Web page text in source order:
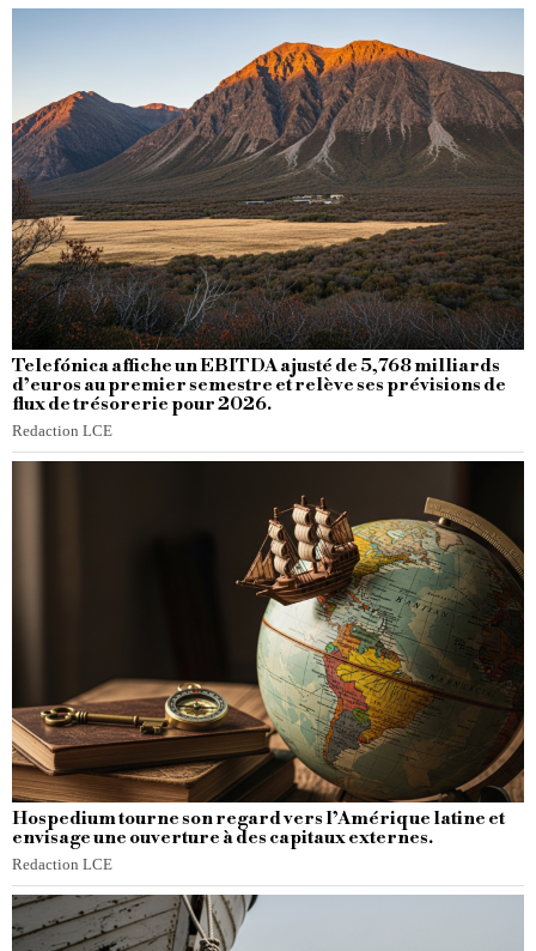
Telefónica affiche un EBITDA ajusté de 5,768 milliards
d’euros au premier semestre et relève ses prévisions de
flux de trésorerie pour 2026.
Redaction LCE
Hospedium tourne son regard vers l’Amérique latine et
envisage une ouverture à des capitaux externes.
Redaction LCE